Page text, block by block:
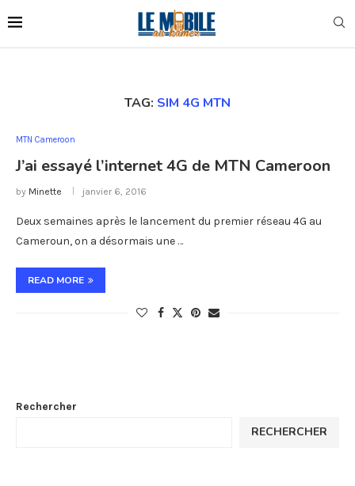
TAG: SIM 4G MTN
MTN Cameroon
J’ai essayé l’internet 4G de MTN Cameroon
by Minette janvier 6, 2016
Deux semaines après le lancement du premier réseau 4G au
Cameroun, on a désormais une …
READ MORE
Rechercher
RECHERCHER